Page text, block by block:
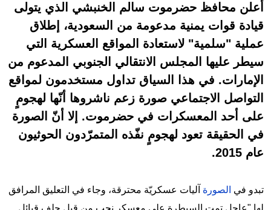
أعلن محافظ حضرموت سالم الخنبشي الذي يتولى
قيادة قوات يمنية مدعومة من السعودية، إطلاق
عملية "سلمية" لاستعادة المواقع العسكرية التي
سيطر عليها المجلس الانتقالي الجنوبي المدعوم من
الإمارات. في هذا السياق تداول مستخدمون لمواقع
التواصل الاجتماعي صورة زعم ناشروها أنّها لهجومٍ
على أحد المعسكرات في حضرموت. إلا أنّ الصورة
في الحقيقة تعود لهجومٍ نفّذه المتمرّدون الحوثيون
عام 2015.
تبدو في الصورة آليات عسكريّة محترقة، وجاء في التعليق المرافق
لها "عاجل تمت السيطرة على معسكر نحب من قبل حلف قبائل